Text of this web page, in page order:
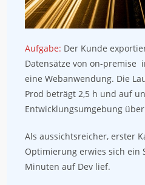
Aufgabe: Der Kunde
Datensätze von on-premise
eine Webanwendung. Die
Prod beträgt 2,5 h und auf
Entwicklungsumgebung
Als aussichtsreicher, erster
Optimierung erwies sich ein
Minuten auf Dev lief.